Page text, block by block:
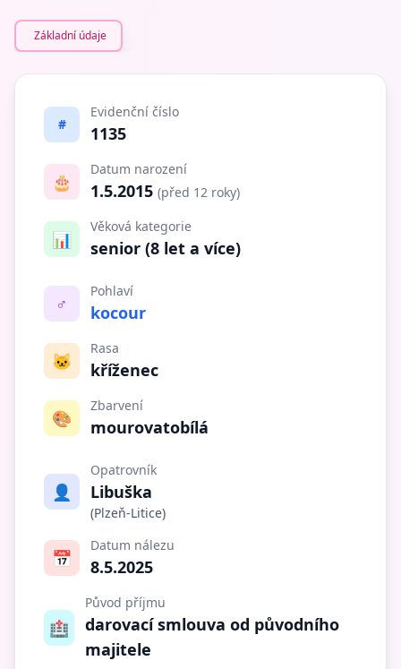
Základní údaje
#
Evidenční číslo
1135
🎂
Datum narození
1.5.2015 (před 12 roky)
📊
Věková kategorie
senior (8 let a více)
♂️
Pohlaví
kocour
🐱
Rasa
kříženec
🎨
Zbarvení
mourovatobílá
👤
Opatrovník
Libuška
(Plzeň-Litice)
📅
Datum nálezu
8.5.2025
🏥
Původ příjmu
darovací smlouva od původního
majitele